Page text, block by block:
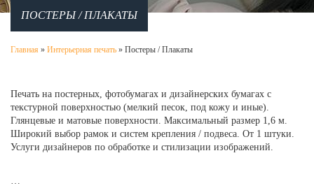
ПОСТЕРЫ / ПЛАКАТЫ
Главная » Интерьерная печать » Постеры / Плакаты
Печать на постерных, фотобумагах и дизайнерских бумагах с
текстурной поверхностью (мелкий песок, под кожу и иные).
Глянцевые и матовые поверхности. Максимальный размер 1,6 м.
Широкий выбор рамок и систем крепления / подвеса. От 1 штуки.
Услуги дизайнеров по обработке и стилизации изображений.
…